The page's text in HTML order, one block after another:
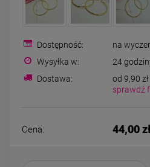
CHIRURGICZNA motylek
czarny
39,00 zł
Dostępność:
na
Wysyłka w:
24
Dostawa:
od 9,90 zł
sprawdź
Cena: 44,00